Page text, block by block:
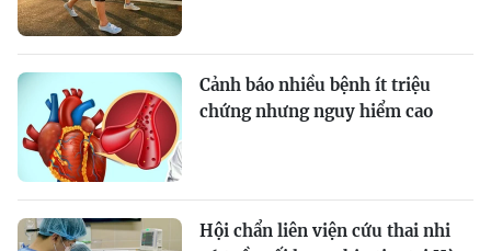
Cảnh báo nhiều bệnh ít triệu
chứng nhưng nguy hiểm cao
Hội chẩn liên viện cứu thai nhi